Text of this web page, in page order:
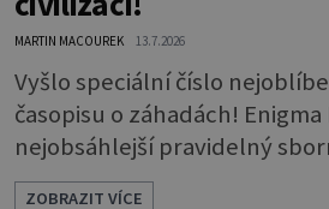
MARTIN MACOUREK 13.7.2026
Vyšlo speciální číslo
časopisu o záhadách! Enigma
nejobsáhlejší pravidelný
českém trhu, vám opět přináší
ZOBRAZIT VÍCE